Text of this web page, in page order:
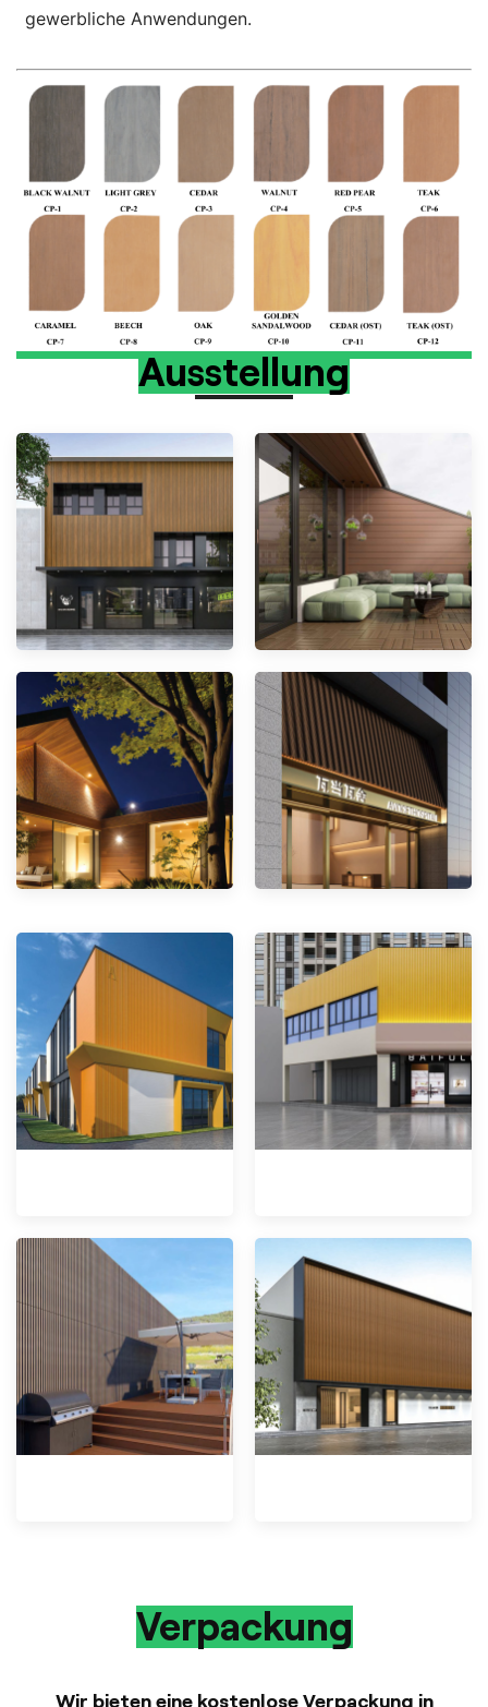
gewerbliche Anwendungen.
Ausstellung
Verpackung
Wir bieten eine kostenlose Verpackung in